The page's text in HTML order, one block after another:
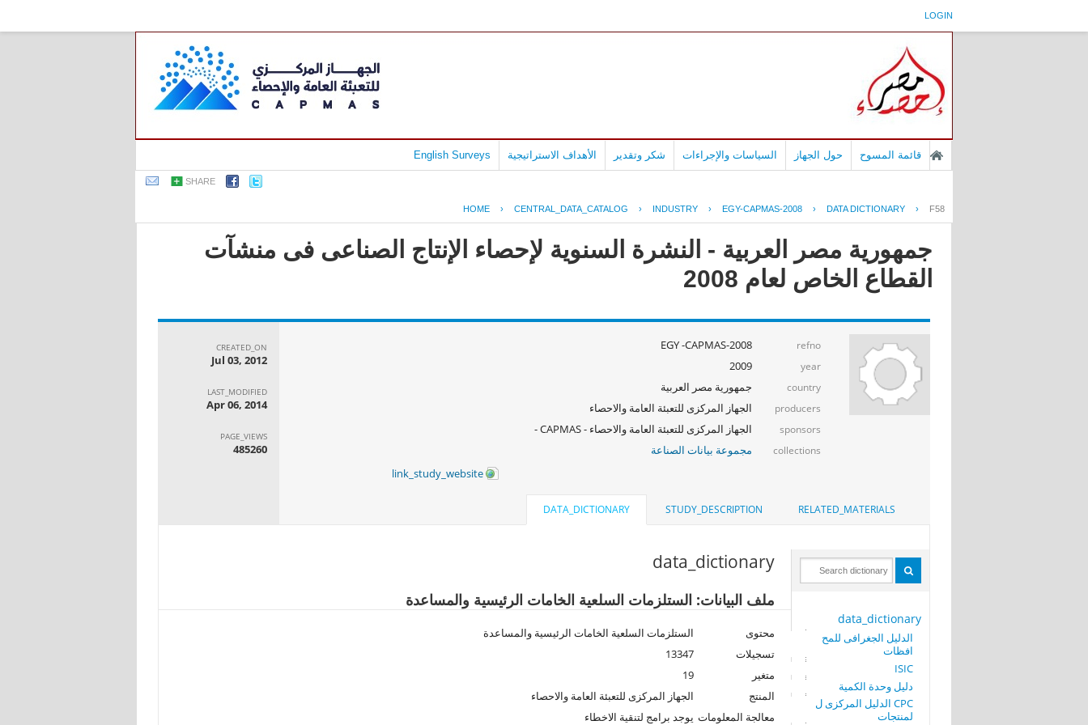
LOGIN
قائمة المسوح حول الجهاز السياسات والإجراءات شكر وتقدير الأهداف الاستراتيجية English Surveys
SHARE
HOME › CENTRAL_DATA_CATALOG › INDUSTRY › EGY-CAPMAS-2008 › DATA DICTIONARY › F58
جمهورية مصر العربية - النشرة السنوية لإحصاء الإنتاج الصناعى فى منشآت
القطاع الخاص لعام 2008
refno
EGY -CAPMAS-2008
year
2009
country جمهورية مصر العربية
producers الجهاز المركزى للتعبئة العامة والاحصاء
sponsors الجهاز المركزى للتعبئة العامة والاحصاء - CAPMAS -
collections
مجموعة بيانات الصناعة
link_study_website
CREATED_ON
Jul 03, 2012
LAST_MODIFIED
Apr 06, 2014
PAGE_VIEWS
485260
RELATED_MATERIALS
STUDY_DESCRIPTION
DATA_DICTIONARY
data_dictionary
الدليل الجغرافى للمح
افظات
ISIC
دليل وحدة الكمية
CPC الدليل المركزى ل
لمنتجات
data_dictionary
ملف البيانات: الستلزمات السلعية الخامات الرئيسية والمساعدة
محتوى
الستلزمات السلعية الخامات الرئيسية والمساعدة
تسجيلات
13347
متغير
19
المنتج
الجهاز المركزى للتعبئة العامة والاحصاء
معالجة المعلومات يوجد برامج لتنقية الاخطاء